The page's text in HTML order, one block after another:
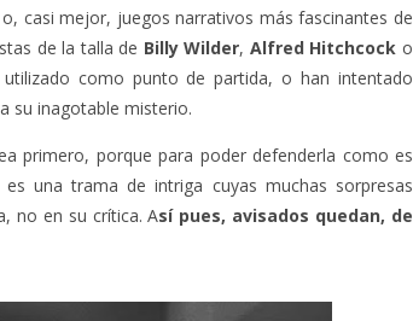
casi mejor, juegos narrativos más fascinantes de
de la talla de Billy Wilder, Alfred Hitchcock o
como punto de partida, o han intentado
su inagotable misterio.
primero, porque para poder defenderla como es
una trama de intriga cuyas muchas sorpresas
no en su crítica. Así pues, avisados quedan, de